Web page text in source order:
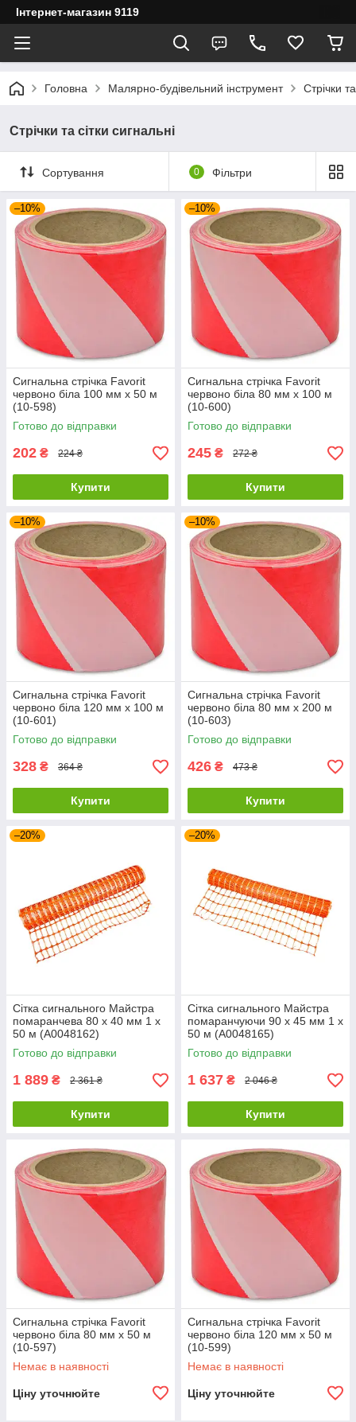
Інтернет-магазин 9119
Головна Малярно-будівельний інструмент Стрічки
Стрічки та сітки сигнальні
Сортування 0 Фільтри
–10%
Сигнальна стрічка Favorit
червоно біла 100 мм х 50 м
(10-598)
Готово до відправки
202 ₴ 224 ₴
Купити
–10%
Сигнальна стрічка Favorit
червоно біла 80 мм х 100 м
(10-600)
Готово до відправки
245 ₴ 272 ₴
Купити
–10%
Сигнальна стрічка Favorit
червоно біла 120 мм х 100 м
(10-601)
Готово до відправки
328 ₴ 364 ₴
Купити
–10%
Сигнальна стрічка Favorit
червоно біла 80 мм х 200 м
(10-603)
Готово до відправки
426 ₴ 473 ₴
Купити
–20%
Сітка сигнального Майстра
помаранчева 80 х 40 мм 1 х
50 м (А0048162)
Готово до відправки
1 889 ₴ 2 361 ₴
Купити
–20%
Сітка сигнального Майстра
помаранчуючи 90 х 45 мм 1 х
50 м (А0048165)
Готово до відправки
1 637 ₴ 2 046 ₴
Купити
Сигнальна стрічка Favorit
червоно біла 80 мм х 50 м
(10-597)
Немає в наявності
Ціну уточнюйте
Сигнальна стрічка Favorit
червоно біла 120 мм х 50 м
(10-599)
Немає в наявності
Ціну уточнюйте